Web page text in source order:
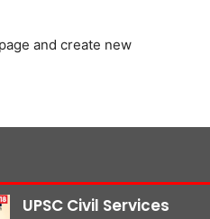
and create new
UPSC Civil Services